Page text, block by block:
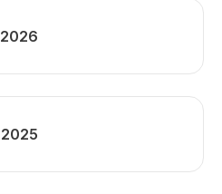
2026
2025